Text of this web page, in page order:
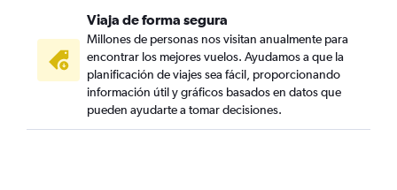
Viaja de forma segura
Millones de personas nos visitan anualmente para
encontrar los mejores vuelos. Ayudamos a que la
planificación de viajes sea fácil, proporcionando
información útil y gráficos basados en datos que
pueden ayudarte a tomar decisiones.